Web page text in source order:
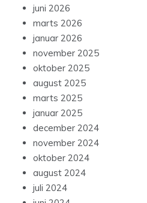
juni 2026
marts 2026
januar 2026
november 2025
oktober 2025
august 2025
marts 2025
januar 2025
december 2024
november 2024
oktober 2024
august 2024
juli 2024